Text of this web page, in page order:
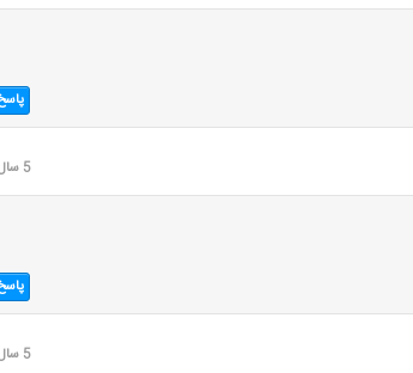
5 سال قبل
5 سال قبل